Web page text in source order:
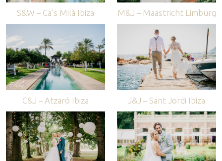
S&W – Ca’s Milà Ibiza M&J – Maastricht Limburg
C&J – Atzaró Ibiza J&J – Sant Jordi Ibiza